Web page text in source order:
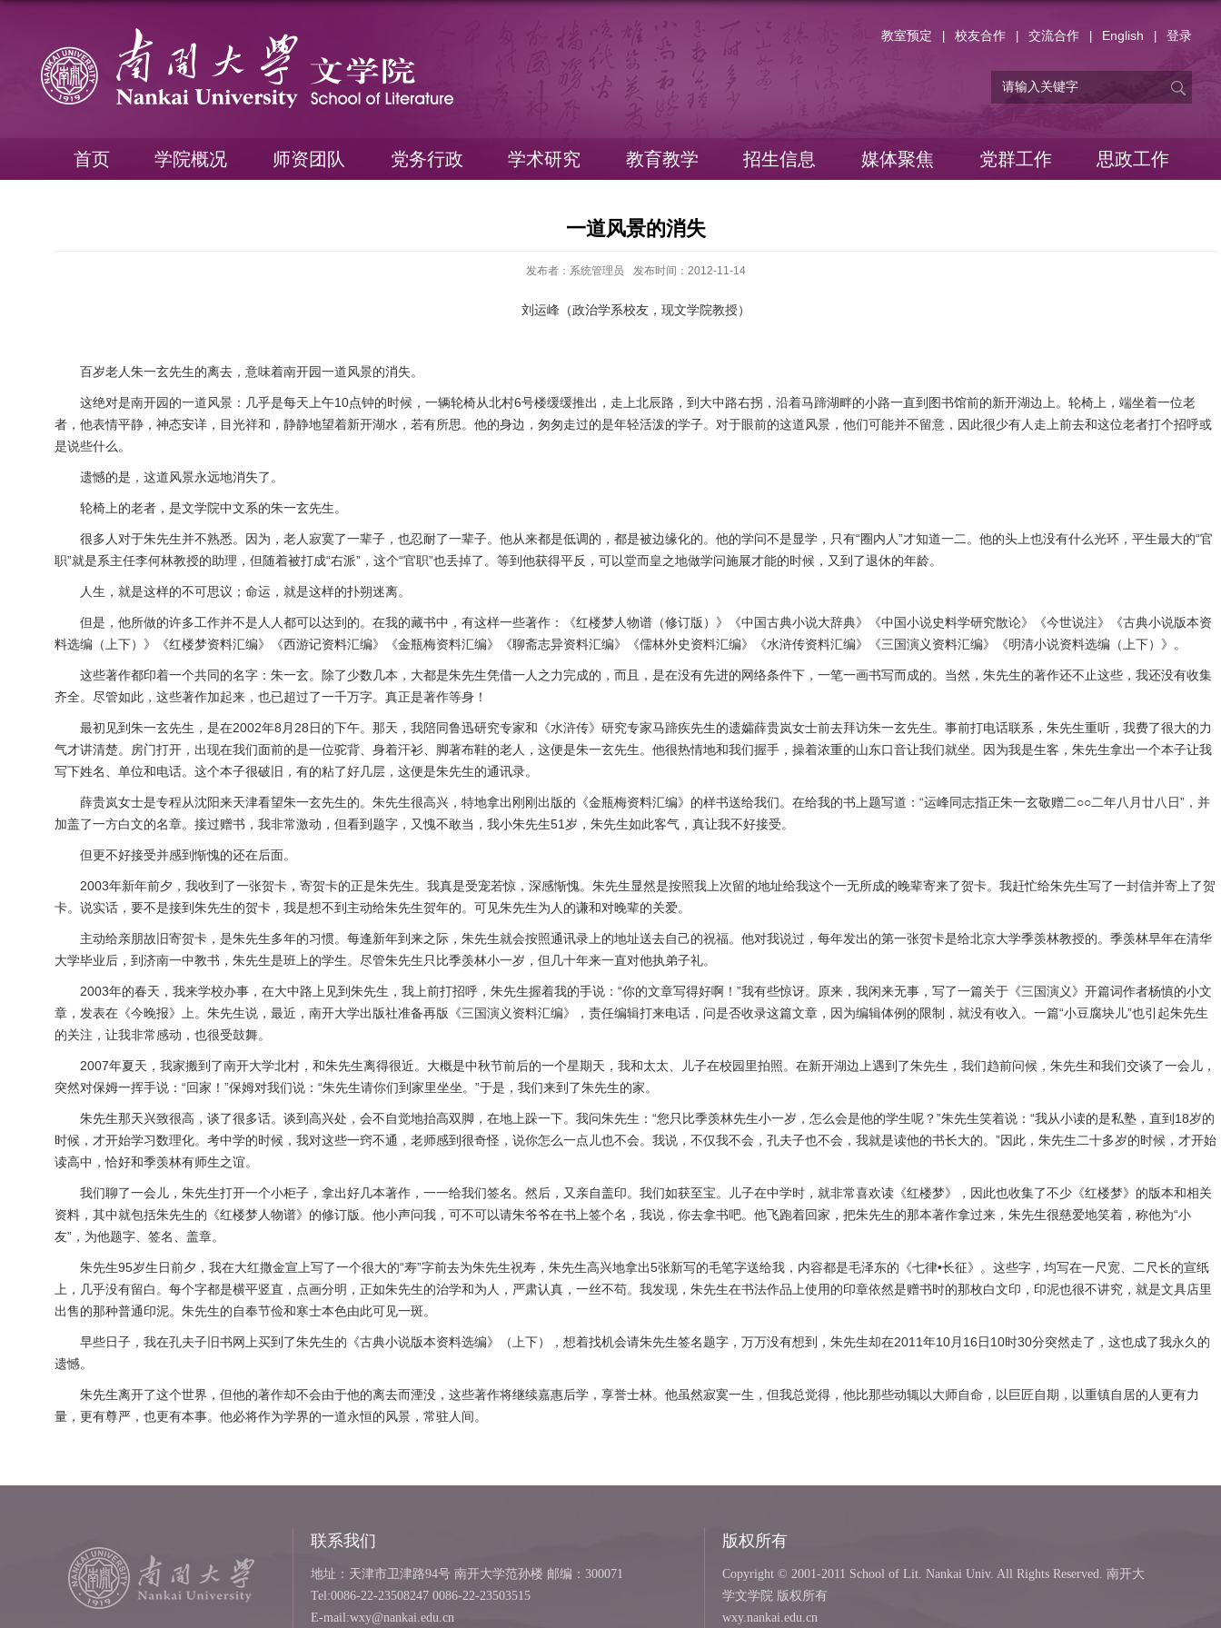
教室预定 校友合作 交流合作 English 登录
首页 学院概况 师资团队 党务行政 学术研究 教育教学 招生信息 媒体聚焦 党群工作 思政工作
一道风景的消失
发布者：系统管理员 发布时间：2012-11-14
刘运峰（政治学系校友，现文学院教授）
百岁老人朱一玄先生的离去，意味着南开园一道风景的消失。
这绝对是南开园的一道风景：几乎是每天上午10点钟的时候，一辆轮椅从北村6号楼缓缓推出，走上北辰路，到大中路右拐，沿着马蹄湖畔的小路一直到图书馆前的新开湖边上。轮椅上，端坐着一位老
者，他表情平静，神态安详，目光祥和，静静地望着新开湖水，若有所思。他的身边，匆匆走过的是年轻活泼的学子。对于眼前的这道风景，他们可能并不留意，因此很少有人走上前去和这位老者打个招呼或
是说些什么。
遗憾的是，这道风景永远地消失了。
轮椅上的老者，是文学院中文系的朱一玄先生。
很多人对于朱先生并不熟悉。因为，老人寂寞了一辈子，也忍耐了一辈子。他从来都是低调的，都是被边缘化的。他的学问不是显学，只有“圈内人”才知道一二。他的头上也没有什么光环，平生最大的“官
职”就是系主任李何林教授的助理，但随着被打成“右派”，这个“官职”也丢掉了。等到他获得平反，可以堂而皇之地做学问施展才能的时候，又到了退休的年龄。
人生，就是这样的不可思议；命运，就是这样的扑朔迷离。
但是，他所做的许多工作并不是人人都可以达到的。在我的藏书中，有这样一些著作：《红楼梦人物谱（修订版）》《中国古典小说大辞典》《中国小说史料学研究散论》《今世说注》《古典小说版本资
料选编（上下）》《红楼梦资料汇编》《西游记资料汇编》《金瓶梅资料汇编》《聊斋志异资料汇编》《儒林外史资料汇编》《水浒传资料汇编》《三国演义资料汇编》《明清小说资料选编（上下）》。
这些著作都印着一个共同的名字：朱一玄。除了少数几本，大都是朱先生凭借一人之力完成的，而且，是在没有先进的网络条件下，一笔一画书写而成的。当然，朱先生的著作还不止这些，我还没有收集
齐全。尽管如此，这些著作加起来，也已超过了一千万字。真正是著作等身！
最初见到朱一玄先生，是在2002年8月28日的下午。那天，我陪同鲁迅研究专家和《水浒传》研究专家马蹄疾先生的遗孀薛贵岚女士前去拜访朱一玄先生。事前打电话联系，朱先生重听，我费了很大的力
气才讲清楚。房门打开，出现在我们面前的是一位驼背、身着汗衫、脚著布鞋的老人，这便是朱一玄先生。他很热情地和我们握手，操着浓重的山东口音让我们就坐。因为我是生客，朱先生拿出一个本子让我
写下姓名、单位和电话。这个本子很破旧，有的粘了好几层，这便是朱先生的通讯录。
薛贵岚女士是专程从沈阳来天津看望朱一玄先生的。朱先生很高兴，特地拿出刚刚出版的《金瓶梅资料汇编》的样书送给我们。在给我的书上题写道：“运峰同志指正朱一玄敬赠二○○二年八月廿八日”，并
加盖了一方白文的名章。接过赠书，我非常激动，但看到题字，又愧不敢当，我小朱先生51岁，朱先生如此客气，真让我不好接受。
但更不好接受并感到惭愧的还在后面。
2003年新年前夕，我收到了一张贺卡，寄贺卡的正是朱先生。我真是受宠若惊，深感惭愧。朱先生显然是按照我上次留的地址给我这个一无所成的晚辈寄来了贺卡。我赶忙给朱先生写了一封信并寄上了贺
卡。说实话，要不是接到朱先生的贺卡，我是想不到主动给朱先生贺年的。可见朱先生为人的谦和对晚辈的关爱。
主动给亲朋故旧寄贺卡，是朱先生多年的习惯。每逢新年到来之际，朱先生就会按照通讯录上的地址送去自己的祝福。他对我说过，每年发出的第一张贺卡是给北京大学季羡林教授的。季羡林早年在清华
大学毕业后，到济南一中教书，朱先生是班上的学生。尽管朱先生只比季羡林小一岁，但几十年来一直对他执弟子礼。
2003年的春天，我来学校办事，在大中路上见到朱先生，我上前打招呼，朱先生握着我的手说：“你的文章写得好啊！”我有些惊讶。原来，我闲来无事，写了一篇关于《三国演义》开篇词作者杨慎的小文
章，发表在《今晚报》上。朱先生说，最近，南开大学出版社准备再版《三国演义资料汇编》，责任编辑打来电话，问是否收录这篇文章，因为编辑体例的限制，就没有收入。一篇“小豆腐块儿”也引起朱先生
的关注，让我非常感动，也很受鼓舞。
2007年夏天，我家搬到了南开大学北村，和朱先生离得很近。大概是中秋节前后的一个星期天，我和太太、儿子在校园里拍照。在新开湖边上遇到了朱先生，我们趋前问候，朱先生和我们交谈了一会儿，
突然对保姆一挥手说：“回家！”保姆对我们说：“朱先生请你们到家里坐坐。”于是，我们来到了朱先生的家。
朱先生那天兴致很高，谈了很多话。谈到高兴处，会不自觉地抬高双脚，在地上跺一下。我问朱先生：“您只比季羡林先生小一岁，怎么会是他的学生呢？”朱先生笑着说：“我从小读的是私塾，直到18岁的
时候，才开始学习数理化。考中学的时候，我对这些一窍不通，老师感到很奇怪，说你怎么一点儿也不会。我说，不仅我不会，孔夫子也不会，我就是读他的书长大的。”因此，朱先生二十多岁的时候，才开始
读高中，恰好和季羡林有师生之谊。
我们聊了一会儿，朱先生打开一个小柜子，拿出好几本著作，一一给我们签名。然后，又亲自盖印。我们如获至宝。儿子在中学时，就非常喜欢读《红楼梦》，因此也收集了不少《红楼梦》的版本和相关
资料，其中就包括朱先生的《红楼梦人物谱》的修订版。他小声问我，可不可以请朱爷爷在书上签个名，我说，你去拿书吧。他飞跑着回家，把朱先生的那本著作拿过来，朱先生很慈爱地笑着，称他为“小
友”，为他题字、签名、盖章。
朱先生95岁生日前夕，我在大红撒金宣上写了一个很大的“寿”字前去为朱先生祝寿，朱先生高兴地拿出5张新写的毛笔字送给我，内容都是毛泽东的《七律•长征》。这些字，均写在一尺宽、二尺长的宣纸
上，几乎没有留白。每个字都是横平竖直，点画分明，正如朱先生的治学和为人，严肃认真，一丝不苟。我发现，朱先生在书法作品上使用的印章依然是赠书时的那枚白文印，印泥也很不讲究，就是文具店里
出售的那种普通印泥。朱先生的自奉节俭和寒士本色由此可见一斑。
早些日子，我在孔夫子旧书网上买到了朱先生的《古典小说版本资料选编》（上下），想着找机会请朱先生签名题字，万万没有想到，朱先生却在2011年10月16日10时30分突然走了，这也成了我永久的
遗憾。
朱先生离开了这个世界，但他的著作却不会由于他的离去而湮没，这些著作将继续嘉惠后学，享誉士林。他虽然寂寞一生，但我总觉得，他比那些动辄以大师自命，以巨匠自期，以重镇自居的人更有力
量，更有尊严，也更有本事。他必将作为学界的一道永恒的风景，常驻人间。
联系我们
地址：天津市卫津路94号 南开大学范孙楼 邮编：300071
Tel:0086-22-23508247 0086-22-23503515
E-mail:wxy@nankai.edu.cn
版权所有
Copyright © 2001-2011 School of Lit. Nankai Univ. All Rights Reserved. 南开大
学文学院 版权所有
wxy.nankai.edu.cn